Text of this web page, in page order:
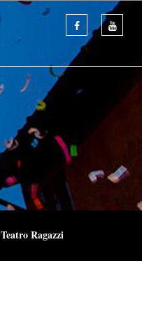
Teatro Ragazzi